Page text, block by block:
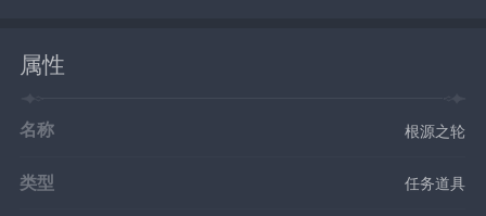
属性
名称 根源之轮
类型 任务道具